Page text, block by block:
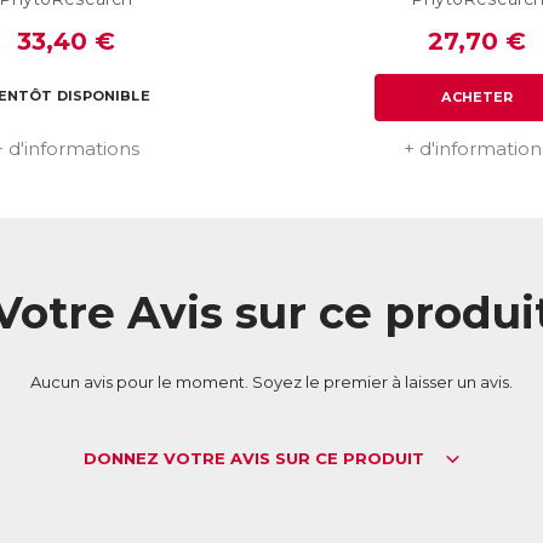
33,40 €
DISPONIBLE
d'informations
27,70 €
ACHETER
+
Avis sur ce
Aucun avis pour le moment. Soyez le premier à laisser un avis.
DONNEZ VOTRE AVIS SUR CE PRODUIT